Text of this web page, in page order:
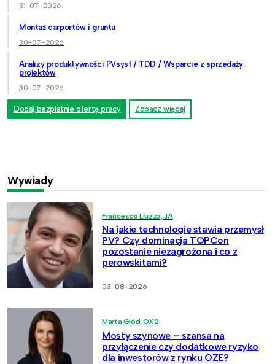
31-07-2026
Montaż carportów i gruntu
30-07-2026
Analizy produktywności PVsyst / TDD / Wsparcie z sprzedaży
projektów
30-07-2026
Dodaj bezpłatnie ofertę pracy Zobacz więcej
Wywiady
Francesco Liuzza, JA
Na jakie technologie stawia przemysł
PV? Czy dominacja TOPCon
pozostanie niezagrożona i co z
perowskitami?
03-08-2026
Marta Głód, OX2
Mosty szynowe – szansa na
przyłączenie czy dodatkowe ryzyko
dla inwestorów z rynku OZE?